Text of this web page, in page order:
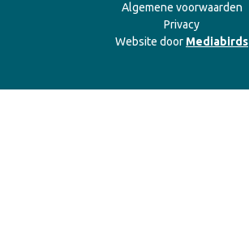
Algemene voorwaarden
Privacy
Website door Mediabirds